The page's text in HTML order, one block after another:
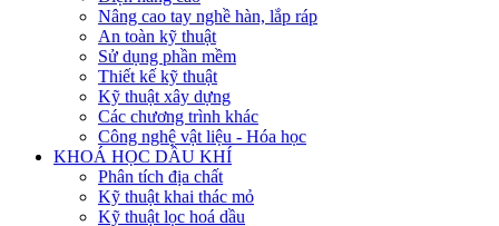
Nâng cao tay nghề hàn, lắp ráp
An toàn kỹ thuật
Sử dụng phần mềm
Thiết kế kỹ thuật
Kỹ thuật xây dựng
Các chương trình khác
Công nghệ vật liệu - Hóa học
KHOÁ HỌC DẦU KHÍ
Phân tích địa chất
Kỹ thuật khai thác mỏ
Kỹ thuật lọc hoá dầu